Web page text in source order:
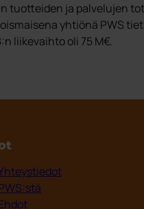
tuotteiden ja palvelujen
yhtiönä PWS
liikevaihto oli 75 M€.